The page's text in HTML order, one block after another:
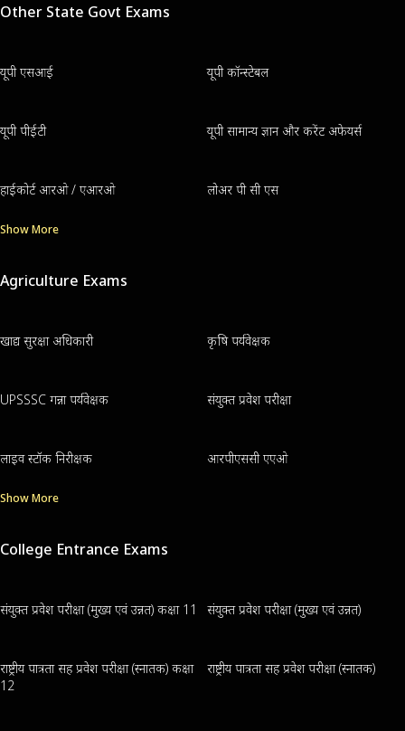
Other State Govt Exams
यूपी एसआई यूपी कॉन्स्टेबल
यूपी पीईटी यूपी सामान्य ज्ञान और करेंट अफेयर्स
हाईकोर्ट आरओ / एआरओ लोअर पी सी एस
Show More
Agriculture Exams
खाद्य सुरक्षा अधिकारी कृषि पर्यवेक्षक
UPSSSC गन्ना पर्यवेक्षक संयुक्त प्रवेश परीक्षा
लाइव स्टॉक निरीक्षक आरपीएससी एएओ
Show More
College Entrance Exams
संयुक्त प्रवेश परीक्षा (मुख्य एवं उन्नत) कक्षा 11 संयुक्त प्रवेश परीक्षा (मुख्य एवं उन्नत)
राष्ट्रीय पात्रता सह प्रवेश परीक्षा (स्नातक) कक्षा
12
राष्ट्रीय पात्रता सह प्रवेश परीक्षा (स्नातक)